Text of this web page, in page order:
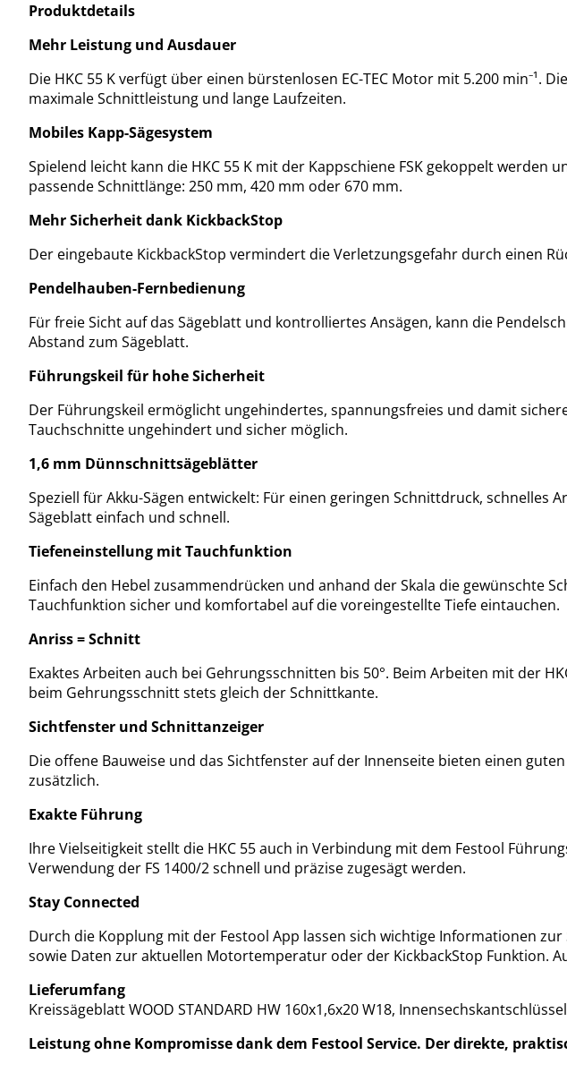
Produktdetails
Mehr Leistung und Ausdauer
Die HKC 55 K verfügt über einen bürstenlosen EC-TEC Motor mit 5.200
maximale Schnittleistung und lange Laufzeiten.
Mobiles Kapp-Sägesystem
Spielend leicht kann die HKC 55 K mit der Kappschiene FSK gekoppelt
passende Schnittlänge: 250 mm, 420 mm oder 670 mm.
Mehr Sicherheit dank KickbackStop
Der eingebaute KickbackStop vermindert die Verletzungsgefahr durch einen
Pendelhauben-Fernbedienung
Für freie Sicht auf das Sägeblatt und kontrolliertes Ansägen, kann die
Abstand zum Sägeblatt.
Führungskeil für hohe Sicherheit
Der Führungskeil ermöglicht ungehindertes, spannungsfreies und damit
Tauchschnitte ungehindert und sicher möglich.
1,6 mm Dünnschnittsägeblätter
Speziell für Akku-Sägen entwickelt: Für einen geringen Schnittdruck,
Sägeblatt einfach und schnell.
Tiefeneinstellung mit Tauchfunktion
Einfach den Hebel zusammendrücken und anhand der Skala die
Tauchfunktion sicher und komfortabel auf die voreingestellte Tiefe eintauchen.
Anriss = Schnitt
Exaktes Arbeiten auch bei Gehrungsschnitten bis 50°. Beim Arbeiten mit der
beim Gehrungsschnitt stets gleich der Schnittkante.
Sichtfenster und Schnittanzeiger
Die offene Bauweise und das Sichtfenster auf der Innenseite bieten einen
zusätzlich.
Exakte Führung
Ihre Vielseitigkeit stellt die HKC 55 auch in Verbindung mit dem Festool
Verwendung der FS 1400/2 schnell und präzise zugesägt werden.
Stay Connected
Durch die Kopplung mit der Festool App lassen sich wichtige Informationen
sowie Daten zur aktuellen Motortemperatur oder der KickbackStop Funktion.
Lieferumfang
Kreissägeblatt WOOD STANDARD HW 160x1,6x20 W18,
Leistung ohne Kompromisse dank dem Festool Service. Der direkte,